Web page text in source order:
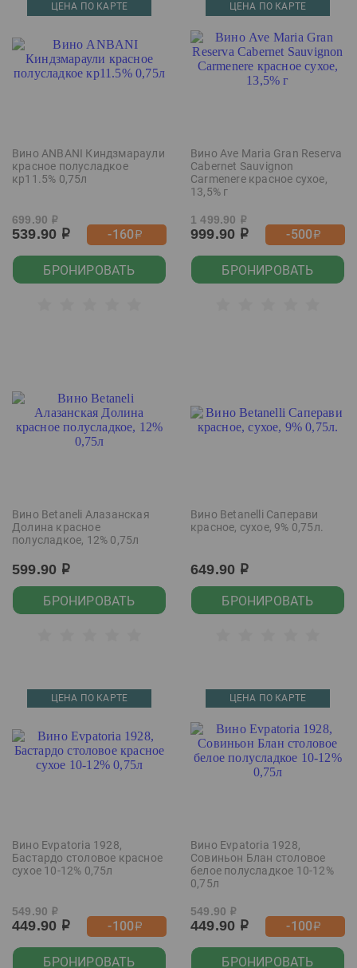
ЦЕНА ПО КАРТЕ
Вино ANBANI Киндзмараули
красное полусладкое
кр11.5% 0,75л
699.90 р
539.90 р -160р
БРОНИРОВАТЬ
ЦЕНА ПО КАРТЕ
Вино Ave Maria Gran Reserva
Cabernet Sauvignon
Carmenere красное сухое,
13,5% г
1 499.90 р
999.90 р -500р
БРОНИРОВАТЬ
Вино Betaneli Алазанская
Долина красное
полусладкое, 12% 0,75л
599.90 р
БРОНИРОВАТЬ
Вино Betanelli Саперави
красное, сухое, 9% 0,75л.
649.90 р
БРОНИРОВАТЬ
ЦЕНА ПО КАРТЕ
Вино Evpatoria 1928,
Бастардо столовое красное
сухое 10-12% 0,75л
549.90 р
449.90 р -100р
БРОНИРОВАТЬ
ЦЕНА ПО КАРТЕ
Вино Evpatoria 1928,
Совиньон Блан столовое
белое полусладкое 10-12%
0,75л
549.90 р
449.90 р -100р
БРОНИРОВАТЬ